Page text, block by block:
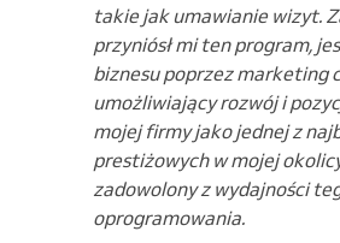
takie jak umawianie wizyt.
przyniósł mi ten program,
biznesu poprzez marketing
umożliwiający rozwój i
mojej firmy jako jednej z
prestiżowych w mojej
zadowolony z wydajności
oprogramowania.